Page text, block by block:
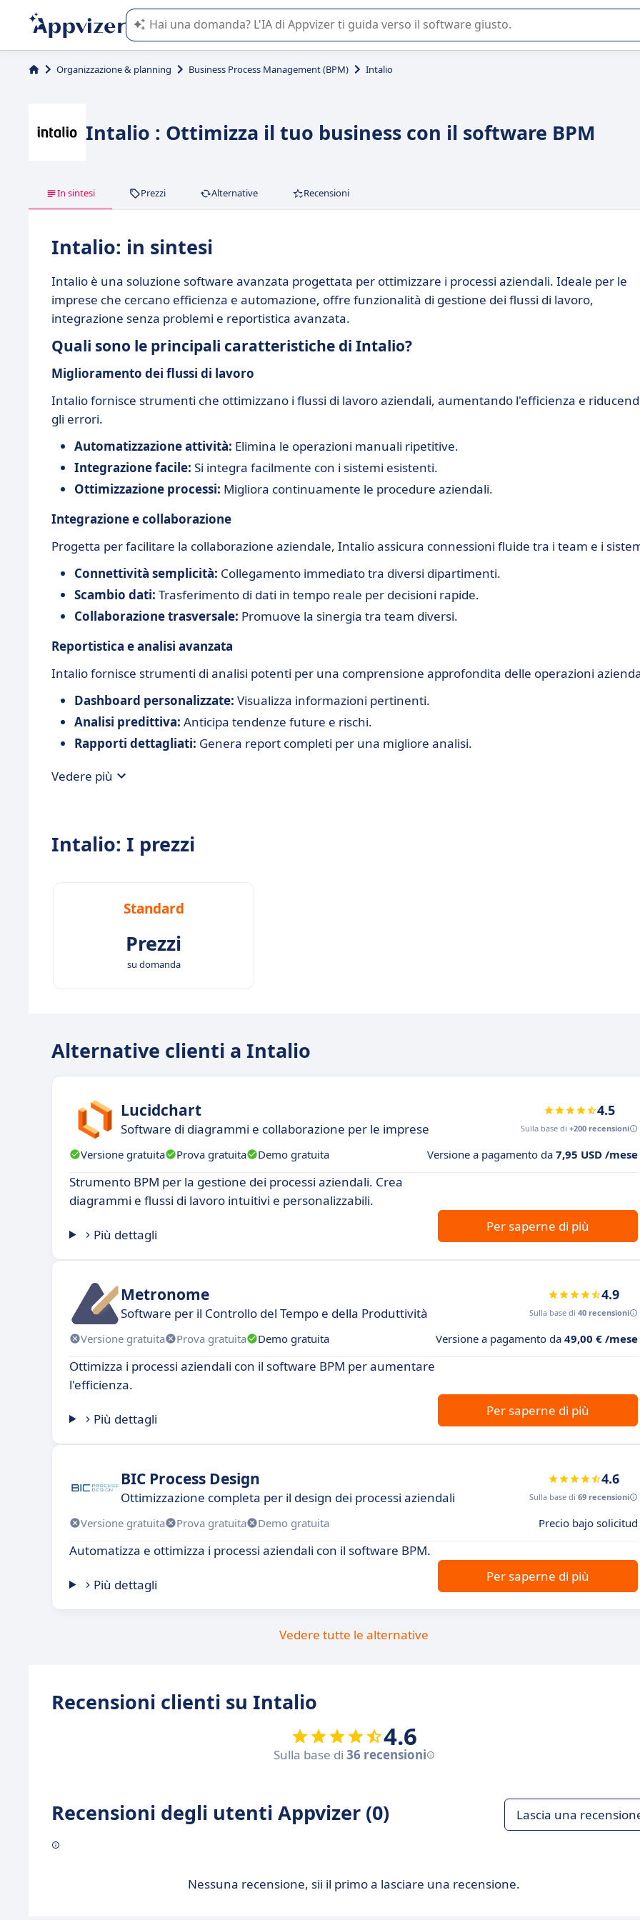
L'IA di Appvizer vi guida nell'utilizzo o nella scelta di un software SaaS per la vostra azienda.
Organizzazione & planning Business Process Management (BPM) Intalio
Intalio : Ottimizza il tuo business con il software BPM
In sintesi Prezzi Alternative Recensioni
Intalio: in sintesi
Intalio è una soluzione software avanzata progettata per ottimizzare i processi aziendali. Ideale per le
imprese che cercano efficienza e automazione, offre funzionalità di gestione dei flussi di lavoro,
integrazione senza problemi e reportistica avanzata.
Quali sono le principali caratteristiche di Intalio?
Miglioramento dei flussi di lavoro
Intalio fornisce strumenti che ottimizzano i flussi di lavoro aziendali, aumentando l'efficienza e
gli errori.
Automatizzazione attività: Elimina le operazioni manuali ripetitive.
Integrazione facile: Si integra facilmente con i sistemi esistenti.
Ottimizzazione processi: Migliora continuamente le procedure aziendali.
Integrazione e collaborazione
Progetta per facilitare la collaborazione aziendale, Intalio assicura connessioni fluide tra i team e i
Connettività semplicità: Collegamento immediato tra diversi dipartimenti.
Scambio dati: Trasferimento di dati in tempo reale per decisioni rapide.
Collaborazione trasversale: Promuove la sinergia tra team diversi.
Reportistica e analisi avanzata
Intalio fornisce strumenti di analisi potenti per una comprensione approfondita delle operazioni
Dashboard personalizzate: Visualizza informazioni pertinenti.
Analisi predittiva: Anticipa tendenze future e rischi.
Rapporti dettagliati: Genera report completi per una migliore analisi.
Vedere più
Intalio: I prezzi
Standard
Prezzi
su domanda
Alternative clienti a Intalio
Lucidchart
Software di diagrammi e collaborazione per le imprese
4.5
Sulla base di +200 recensioni
Versione gratuita Prova gratuita Demo gratuita Versione a pagamento da 7,95 USD /mese
Strumento BPM per la gestione dei processi aziendali. Crea
diagrammi e flussi di lavoro intuitivi e personalizzabili.
Più dettagli
Per saperne di più
Metronome
Software per il Controllo del Tempo e della Produttività
4.9
Sulla base di 40 recensioni
Versione gratuita Prova gratuita Demo gratuita Versione a pagamento da 49,00 € /mese
Ottimizza i processi aziendali con il software BPM per aumentare
l'efficienza.
Più dettagli
Per saperne di più
BIC Process Design
Ottimizzazione completa per il design dei processi aziendali
4.6
Sulla base di 69 recensioni
Versione gratuita Prova gratuita Demo gratuita Precio bajo solicitud
Automatizza e ottimizza i processi aziendali con il software BPM.
Più dettagli
Per saperne di più
Vedere tutte le alternative
Recensioni clienti su Intalio
4.6
Sulla base di 36 recensioni
Recensioni degli utenti Appvizer (0) Lascia una
Nessuna recensione, sii il primo a lasciare una recensione.